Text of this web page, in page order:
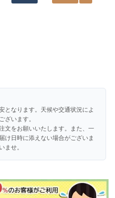
となります。天候や交通状況によ
ざいます。
文をお願いいたします。また、一
け日時に添えない場合がございま
ませ。